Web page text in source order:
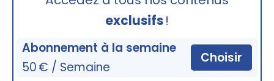
exclusifs!
Abonnement à la semaine
50 € / Semaine
Choisir